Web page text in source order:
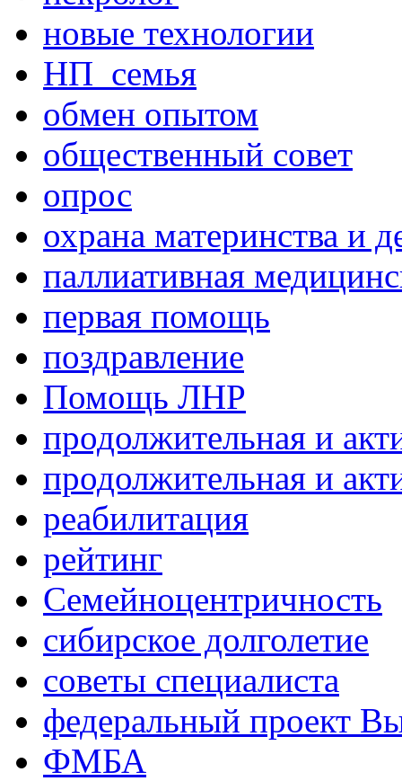
новые технологии
НП_семья
обмен опытом
общественный совет
опрос
охрана материнства и
паллиативная
первая помощь
поздравление
Помощь ЛНР
продолжительная и
продолжительная и
реабилитация
рейтинг
Семейноцентричность
сибирское долголетие
советы специалиста
федеральный проект
ФМБА